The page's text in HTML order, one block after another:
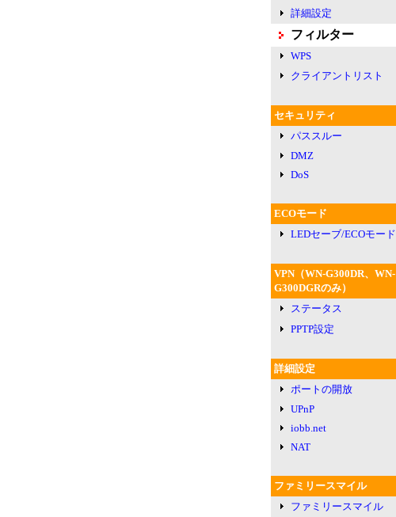
詳細設定
フィルター
WPS
クライアントリスト
セキュリティ
パススルー
DMZ
DoS
ECOモード
LEDセーブ/ECOモード
VPN（WN-G300DR、WN-
G300DGRのみ）
ステータス
PPTP設定
詳細設定
ポートの開放
UPnP
iobb.net
NAT
ファミリースマイル
ファミリースマイル